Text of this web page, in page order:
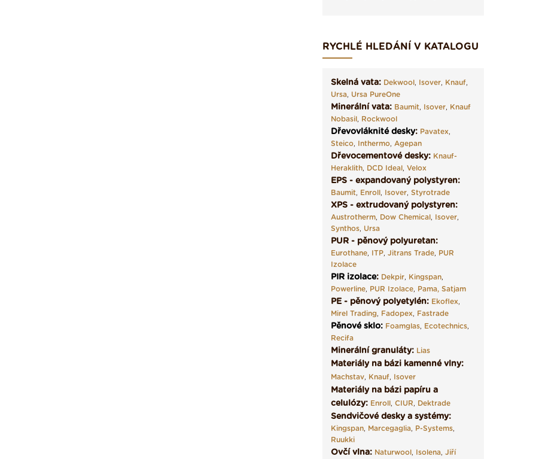
RYCHLÉ HLEDÁNÍ V KATALOGU
Skelná vata: Dekwool, Isover, Knauf,
Ursa, Ursa PureOne
Minerální vata: Baumit, Isover, Knauf
Nobasil, Rockwool
Dřevovláknité desky: Pavatex,
Steico, Inthermo, Agepan
Dřevocementové desky: Knauf-
Heraklith, DCD Ideal, Velox
EPS - expandovaný polystyren:
Baumit, Enroll, Isover, Styrotrade
XPS - extrudovaný polystyren:
Austrotherm, Dow Chemical, Isover,
Synthos, Ursa
PUR - pěnový polyuretan:
Eurothane, ITP, Jitrans Trade, PUR
Izolace
PIR izolace: Dekpir, Kingspan,
Powerline, PUR Izolace, Pama, Satjam
PE - pěnový polyetylén: Ekoflex,
Mirel Trading, Fadopex, Fastrade
Pěnové sklo: Foamglas, Ecotechnics,
Recifa
Minerální granuláty: Lias
Materiály na bázi kamenné vlny:
Machstav, Knauf, Isover
Materiály na bázi papíru a
celulózy: Enroll, CIUR, Dektrade
Sendvičové desky a systémy:
Kingspan, Marcegaglia, P-Systems,
Ruukki
Ovčí vlna: Naturwool, Isolena, Jiří